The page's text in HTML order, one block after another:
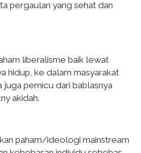
pergaulan yang sehat dan
liberalisme baik lewat
hidup, ke dalam masyarakat
juga pemicu dari bablasnya
akidah.
paham/ideologi mainstream